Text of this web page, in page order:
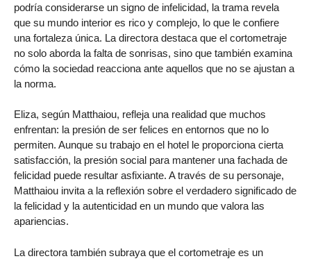
podría considerarse un signo de infelicidad, la trama revela
que su mundo interior es rico y complejo, lo que le confiere
una fortaleza única. La directora destaca que el cortometraje
no solo aborda la falta de sonrisas, sino que también examina
cómo la sociedad reacciona ante aquellos que no se ajustan a
la norma.
Eliza, según Matthaiou, refleja una realidad que muchos
enfrentan: la presión de ser felices en entornos que no lo
permiten. Aunque su trabajo en el hotel le proporciona cierta
satisfacción, la presión social para mantener una fachada de
felicidad puede resultar asfixiante. A través de su personaje,
Matthaiou invita a la reflexión sobre el verdadero significado de
la felicidad y la autenticidad en un mundo que valora las
apariencias.
La directora también subraya que el cortometraje es un